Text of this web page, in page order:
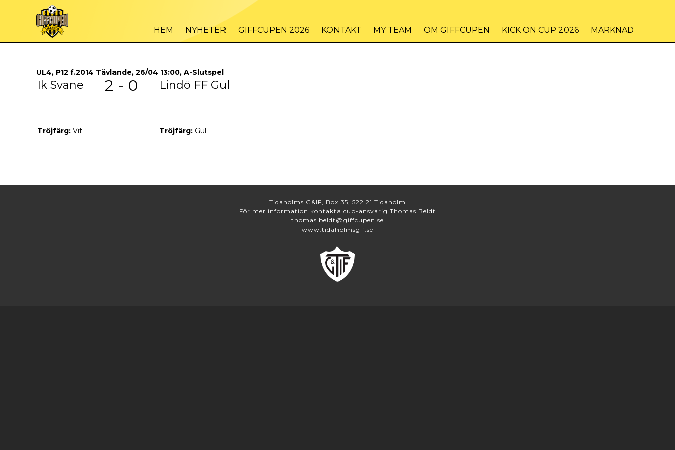
HEM NYHETER GIFFCUPEN 2026 KONTAKT MY TEAM OM GIFFCUPEN KICK ON CUP 2026 MARKNAD
UL4, P12 f.2014 Tävlande, 26/04 13:00, A-Slutspel
Ik Svane 2 - 0 Lindö FF Gul
Tröjfärg: Vit Tröjfärg: Gul
Tidaholms G&IF, Box 35, 522 21 Tidaholm
För mer information kontakta cup-ansvarig Thomas Beldt
thomas.beldt@giffcupen.se
www.tidaholmsgif.se